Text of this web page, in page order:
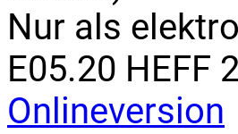
Nur als
E05.20 HEFF
Onlineversion